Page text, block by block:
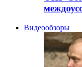
Видеообзоры